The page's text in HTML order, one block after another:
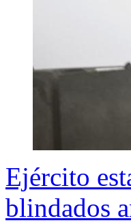
Ejército
blindados